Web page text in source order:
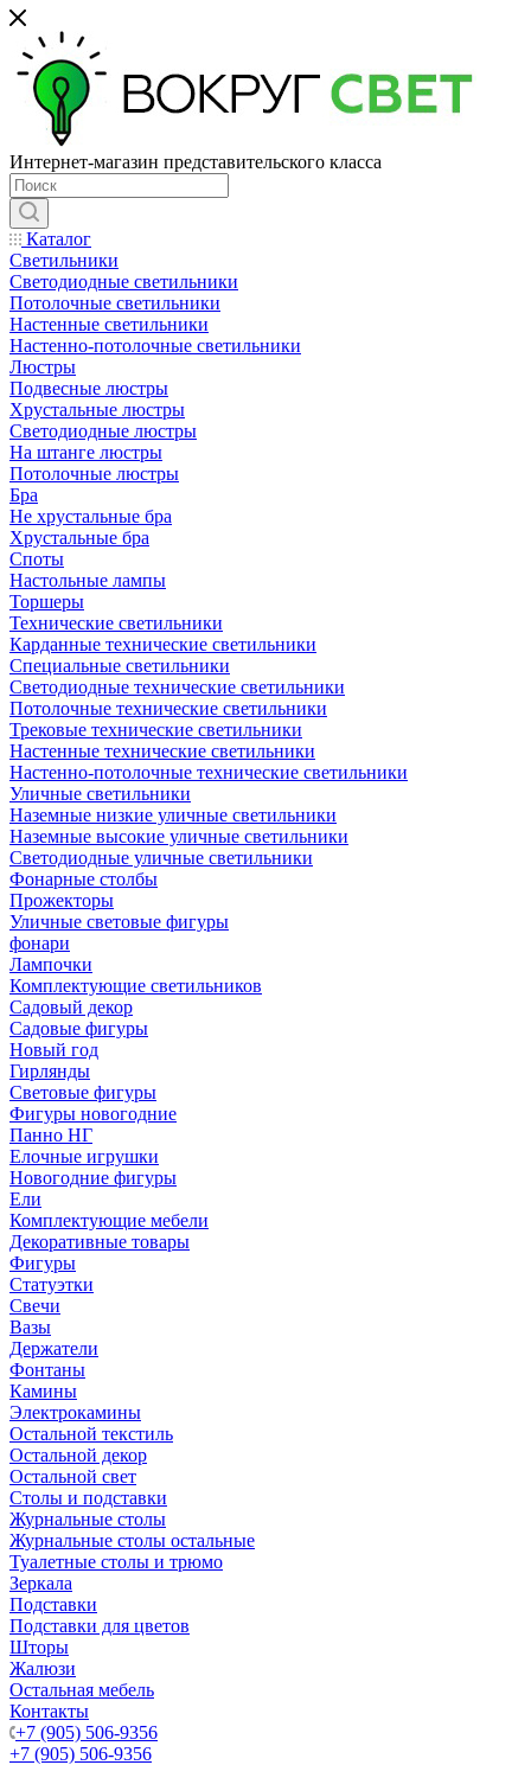
Интернет-магазин представительского класса
Каталог
Светильники
Светодиодные светильники
Потолочные светильники
Настенные светильники
Настенно-потолочные светильники
Люстры
Подвесные люстры
Хрустальные люстры
Светодиодные люстры
На штанге люстры
Потолочные люстры
Бра
Не хрустальные бра
Хрустальные бра
Споты
Настольные лампы
Торшеры
Технические светильники
Карданные технические светильники
Специальные светильники
Светодиодные технические светильники
Потолочные технические светильники
Трековые технические светильники
Настенные технические светильники
Настенно-потолочные технические светильники
Уличные светильники
Наземные низкие уличные светильники
Наземные высокие уличные светильники
Светодиодные уличные светильники
Фонарные столбы
Прожекторы
Уличные световые фигуры
фонари
Лампочки
Комплектующие светильников
Садовый декор
Садовые фигуры
Новый год
Гирлянды
Световые фигуры
Фигуры новогодние
Панно НГ
Елочные игрушки
Новогодние фигуры
Ели
Комплектующие мебели
Декоративные товары
Фигуры
Статуэтки
Свечи
Вазы
Держатели
Фонтаны
Камины
Электрокамины
Остальной текстиль
Остальной декор
Остальной свет
Столы и подставки
Журнальные столы
Журнальные столы остальные
Туалетные столы и трюмо
Зеркала
Подставки
Подставки для цветов
Шторы
Жалюзи
Остальная мебель
Контакты
+7 (905) 506-9356
+7 (905) 506-9356